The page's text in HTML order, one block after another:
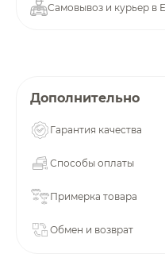
Самовывоз и курьер в
Дополнительно
Гарантия качества
Способы оплаты
Примерка товара
Обмен и возврат
об оплате
недели